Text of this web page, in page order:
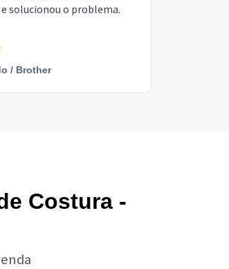
solucionou o problema.
/ Brother
Costura -